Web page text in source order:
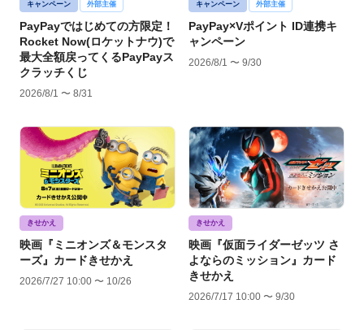
キャンペーン 外部主催
PayPayではじめての方限定！
Rocket Now(ロケットナウ)で
最大全額戻ってくるPayPayス
クラッチくじ
2026/8/1 〜 8/31
キャンペーン 外部主催
PayPay×Vポイント ID連携キ
ャンペーン
2026/8/1 〜 9/30
きせかえ
映画『ミニオンズ＆モンスタ
ーズ』カードきせかえ
2026/7/27 10:00 〜 10/26
きせかえ
映画『仮面ライダーゼッツ さ
よならのミッション』カード
きせかえ
2026/7/17 10:00 〜 9/30